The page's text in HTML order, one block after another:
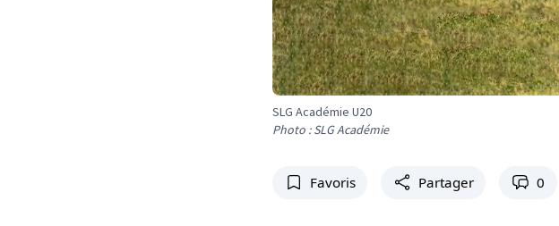
SLG Académie U20
Photo : SLG Académie
Favoris Partager 0